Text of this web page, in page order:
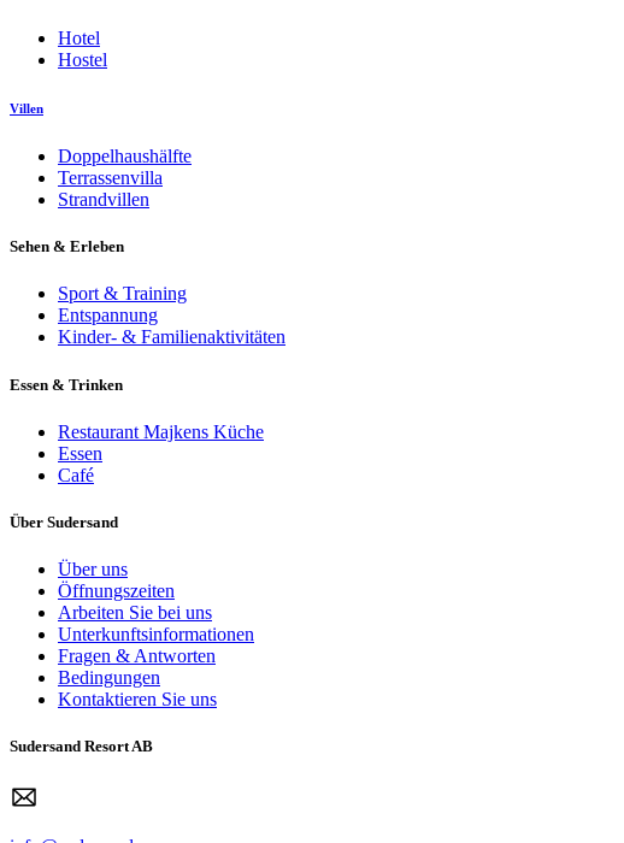
Hotel
Hostel
Villen
Doppelhaushälfte
Terrassenvilla
Strandvillen
Sehen & Erleben
Sport & Training
Entspannung
Kinder- & Familienaktivitäten
Essen & Trinken
Restaurant Majkens Küche
Essen
Café
Über Sudersand
Über uns
Öffnungszeiten
Arbeiten Sie bei uns
Unterkunftsinformationen
Fragen & Antworten
Bedingungen
Kontaktieren Sie uns
Sudersand Resort AB